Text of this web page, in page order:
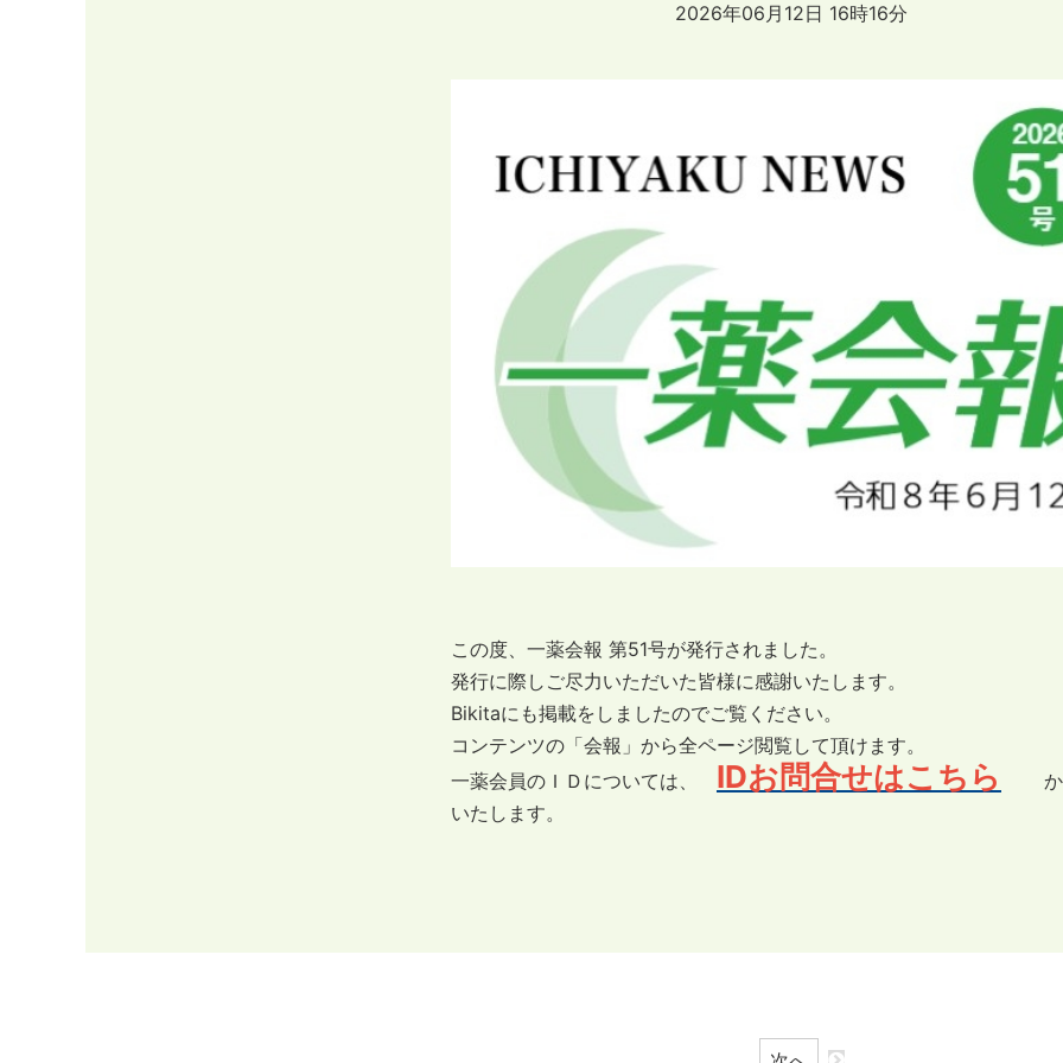
2026年06月12日 16時16分
この度、一薬会報 第51号が発行されました。
発行に際しご尽力いただいた皆様に感謝いたします。
Bikitaにも掲載をしましたのでご覧ください。
コンテンツの「会報」から全ページ閲覧して頂けます。
一薬会員のＩＤについては、 IDお問合せはこちら
か
いたします。